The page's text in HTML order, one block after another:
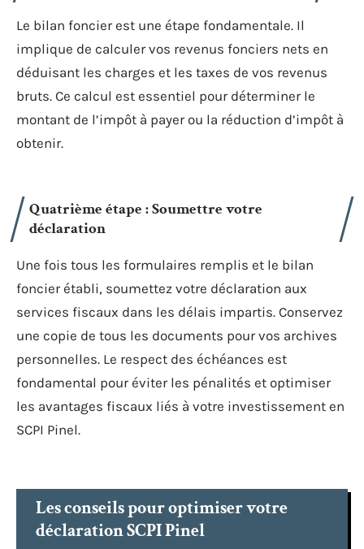
Le bilan foncier est une étape fondamentale. Il
implique de calculer vos revenus fonciers nets en
déduisant les charges et les taxes de vos revenus
bruts. Ce calcul est essentiel pour déterminer le
montant de l’impôt à payer ou la réduction d’impôt à
obtenir.
Quatrième étape : Soumettre votre
déclaration
Une fois tous les formulaires remplis et le bilan
foncier établi, soumettez votre déclaration aux
services fiscaux dans les délais impartis. Conservez
une copie de tous les documents pour vos archives
personnelles. Le respect des échéances est
fondamental pour éviter les pénalités et optimiser
les avantages fiscaux liés à votre investissement en
SCPI Pinel.
Les conseils pour optimiser votre
déclaration SCPI Pinel